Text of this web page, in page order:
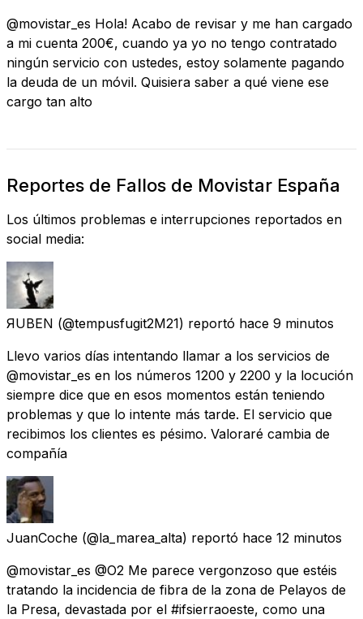
@movistar_es Hola! Acabo de revisar y me han cargado
a mi cuenta 200€, cuando ya yo no tengo contratado
ningún servicio con ustedes, estoy solamente pagando
la deuda de un móvil. Quisiera saber a qué viene ese
cargo tan alto
Reportes de Fallos de Movistar España
Los últimos problemas e interrupciones reportados en
social media:
ЯUBEN (@tempusfugit2M21) reportó hace 9 minutos
Llevo varios días intentando llamar a los servicios de
@movistar_es en los números 1200 y 2200 y la locución
siempre dice que en esos momentos están teniendo
problemas y que lo intente más tarde. El servicio que
recibimos los clientes es pésimo. Valoraré cambia de
compañía
JuanCoche (@la_marea_alta) reportó hace 12 minutos
@movistar_es @O2 Me parece vergonzoso que estéis
tratando la incidencia de fibra de la zona de Pelayos de
la Presa, devastada por el #ifsierraoeste, como una